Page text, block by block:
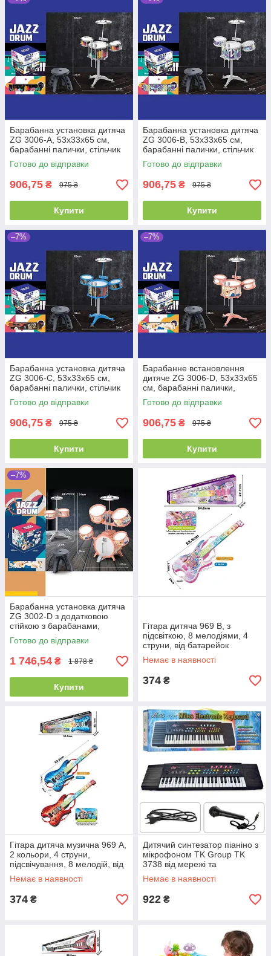
Барабанна установка дитяча
ZG 3006-A, 53х33х65 см,
барабанні палички, стільчик
Готово до відправки
906,75 ₴ 975 ₴
Купити
Барабанна установка дитяча
ZG 3006-B, 53х33х65 см,
барабанні палички, стільчик
Готово до відправки
906,75 ₴ 975 ₴
Купити
–7%
Барабанна установка дитяча
ZG 3006-C, 53х33х65 см,
барабанні палички, стільчик
Готово до відправки
906,75 ₴ 975 ₴
Купити
–7%
Барабанне встановлення
дитяче ZG 3006-D, 53х33х65
см, барабанні палички,
стільчик
Готово до відправки
906,75 ₴ 975 ₴
Купити
–7%
Барабанна установка дитяча
ZG 3002-D з додатковою
стійкою з барабанами,
65х38х74 см, барабанні
палички, стільчик
Готово до відправки
1 746,54 ₴ 1 878 ₴
Купити
Гітара дитяча 969 B, з
підсвіткою, 8 мелодіями, 4
струни, від батарейок
Немає в наявності
374 ₴
Гітара дитяча музична 969 A,
2 кольори, 4 струни,
підсвічування, 8 мелодій, від
батарейок
Немає в наявності
374 ₴
Дитячий синтезатор піаніно з
мікрофоном TK Group TK
3738 від мережі та
батарейок, 37 клавіш, 8 тонів
Немає в наявності
922 ₴